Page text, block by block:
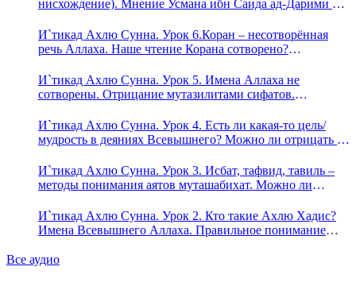
нисхождение). Мнение Усмана ибн Саида ад-Дарими о
физическим движением?
И`тикад Ахлю Сунна. Урок 6.Коран – несотворённая
речь Аллаха. Наше чтение Корана сотворено?
И`тикад Ахлю Сунна. Урок 5. Имена Аллаха не
сотворены. Отрицание мутазилитами сифатов.
И`тикад Ахлю Сунна. Урок 4. Есть ли какая-то цель/
мудрость в деяниях Всевышнего? Можно ли отрицать в
пришло в Коране и Сунне? Концепция ибн Таймийи
И`тикад Ахлю Сунна. Урок 3. Исбат, тафвид, тавиль –
методы понимания аятов муташабихат. Можно ли
означает утверждение сифата «биля кейфа» (без образа)?
И`тикад Ахлю Сунна. Урок 2. Кто такие Ахлю Хадис?
Имена Всевышнего Аллаха. Правильное понимание
Все аудио